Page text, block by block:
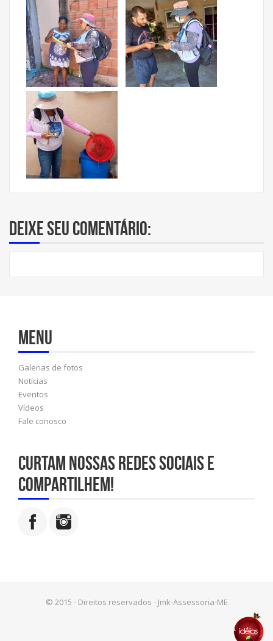
Deixe seu comentário:
Menu
Galerias de fotos
Notícias
Eventos
Vídeos
Fale conosco
Curtam nossas redes sociais e
compartilhem!
© 2015 - Direitos reservados - Jmk-Assessoria-ME